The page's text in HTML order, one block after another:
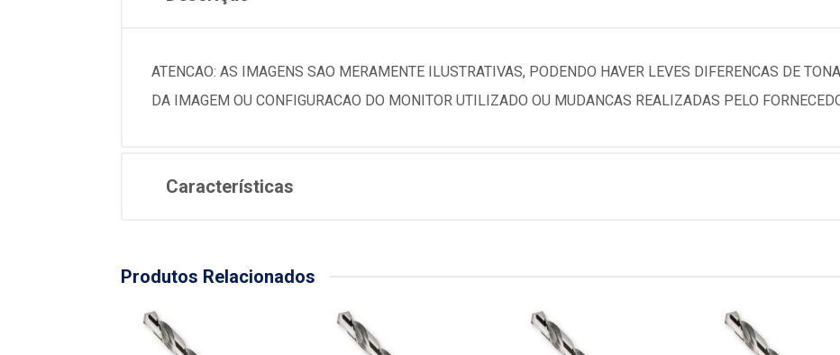
ATENCAO: AS IMAGENS SAO MERAMENTE ILUSTRATIVAS, PODENDO HAVER LEVES DIFERENCAS DE
DA IMAGEM OU CONFIGURACAO DO MONITOR UTILIZADO OU MUDANCAS REALIZADAS PELO
Características
Produtos Relacionados